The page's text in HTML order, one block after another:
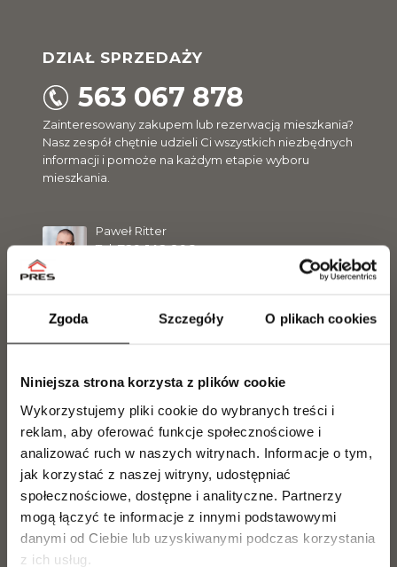
Zgoda Szczegóły O plikach cookies
Niniejsza strona korzysta z plików cookie
Wykorzystujemy pliki cookie do wybranych treści i
reklam, aby oferować funkcje społecznościowe i
analizować ruch w naszych witrynach. Informacje o tym,
jak korzystać z naszej witryny, udostępniać
społecznościowe, dostępne i analityczne. Partnerzy
mogą łączyć te informacje z innymi podstawowymi
danymi od Ciebie lub uzyskiwanymi podczas korzystania
z ich usług.
DZIAŁ SPRZEDAŻY
563 067 878
Zainteresowany zakupem lub rezerwacją mieszkania?
Nasz zespół chętnie udzieli Ci wszystkich niezbędnych
informacji i pomoże na każdym etapie wyboru
mieszkania.
Paweł Ritter
Tel.729 142 896
Magdalena Olszewska
Tel.504 099 770
Sławomir Malinowski
Tel. 729 142 898
s.malinowski@pres.com.pl
Jarosław Makowiecki
Tel.889 889 056